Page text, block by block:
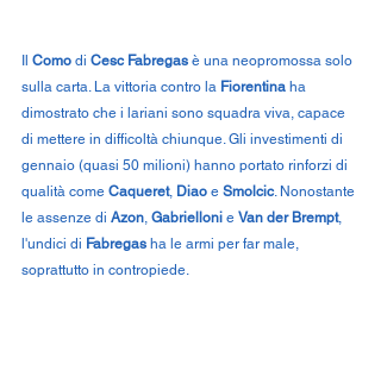
Como di Cesc Fabregas è una neopromossa solo
sulla carta. La vittoria contro la Fiorentina ha
dimostrato che i lariani sono squadra viva, capace
di mettere in difficoltà chiunque. Gli investimenti di
gennaio (quasi 50 milioni) hanno portato rinforzi di
qualità come Caqueret, Diao e Smolcic. Nonostante
le assenze di Azon, Gabrielloni e Van der Brempt,
l'undici di Fabregas ha le armi per far male,
soprattutto in contropiede.